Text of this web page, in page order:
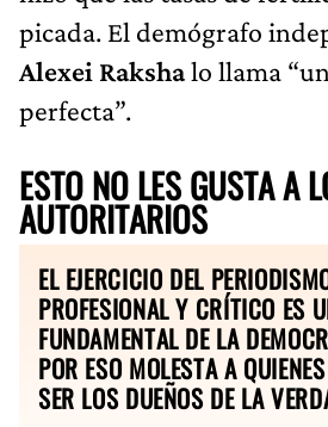
picada. El demógrafo
Alexei Rakshalo llama
perfecta”.
ESTO NO LES GUSTA A
AUTORITARIOS
EL EJERCICIO DEL
PROFESIONAL Y CRÍTICO ES
FUNDAMENTAL DE LA
POR ESO MOLESTA A
SER LOS DUEÑOS DE LA